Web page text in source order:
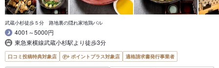
武蔵小杉徒歩５分 路地裏の隠れ家地鶏バル
4001～5000円
東急東横線武蔵小杉駅より徒歩3分
口コミ投稿特典対象店 ポイントプラス対象店 適格請求書発行事業者